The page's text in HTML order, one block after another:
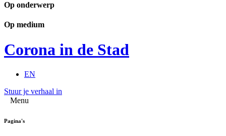
Op onderwerp
Op medium
Corona in de Stad
EN
Stuur je verhaal in
Menu
Pagina's